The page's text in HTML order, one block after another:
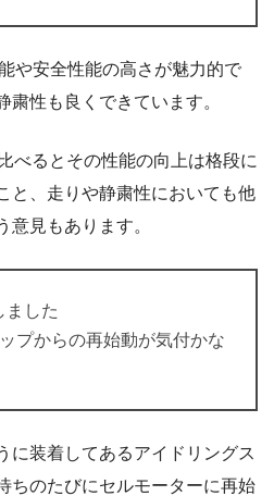
や安全性能の高さが魅力的で
性も良くできています。
べるとその性能の向上は格段に
と、走りや静粛性においても他
意見もあります。
ました
プからの再始動が気付かな
に装着してあるアイドリングス
ちのたびにセルモーターに再始